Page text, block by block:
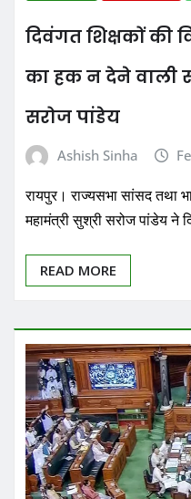
दिवंगत शिक्षकों की
का हक न देने वाली
सरोज पांडेय
Ashish Sinha
रायपुर। राज्यसभा सांसद तथा
महामंत्री सुश्री सरोज पांडेय ने
READ MORE